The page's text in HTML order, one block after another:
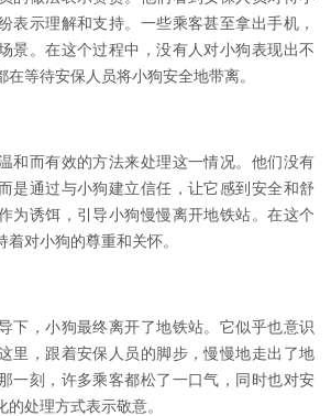
表示理解和支持。一些乘客甚至拿出手机，
景。在这个过程中，没有人对小狗表现出不
在等待安保人员将小狗安全地带离。
和而有效的方法来处理这一情况。他们没有
是通过与小狗建立信任，让它感到安全和舒
为诱饵，引导小狗慢慢离开地铁站。在这个
对小狗的尊重和关怀。
下，小狗最终离开了地铁站。它似乎也意识
里，跟着安保人员的脚步，慢慢地走出了地
一刻，许多乘客都松了一口气，同时也对安
处理方式表示敬意。